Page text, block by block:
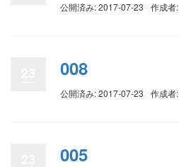
公開済み: 2017-07-23 作成者:
008
公開済み: 2017-07-23 作成者:
005